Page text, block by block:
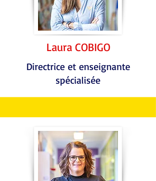
Laura COBIGO
Directrice et enseignante
spécialisée